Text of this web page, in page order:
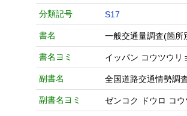
分類記号 S17
書名 一般交通量調査(箇
書名ヨミ イッパン コウツウリ
副書名 全国道路交通情勢調
副書名ヨミ ゼンコク ドウロ コ